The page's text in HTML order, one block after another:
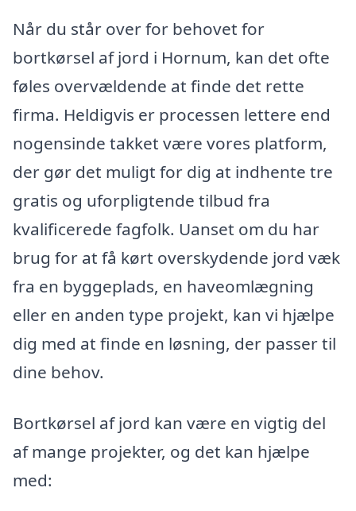
Når du står over for behovet for
bortkørsel af jord i Hornum, kan det ofte
føles overvældende at finde det rette
firma. Heldigvis er processen lettere end
nogensinde takket være vores platform,
der gør det muligt for dig at indhente tre
gratis og uforpligtende tilbud fra
kvalificerede fagfolk. Uanset om du har
brug for at få kørt overskydende jord væk
fra en byggeplads, en haveomlægning
eller en anden type projekt, kan vi hjælpe
dig med at finde en løsning, der passer til
dine behov.
Bortkørsel af jord kan være en vigtig del
af mange projekter, og det kan hjælpe
med: